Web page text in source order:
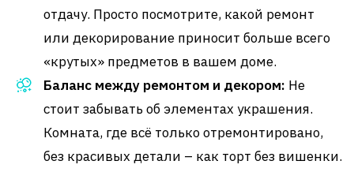
отдачу. Просто посмотрите, какой ремонт
или декорирование приносит больше всего
«крутых» предметов в вашем доме.
Баланс между ремонтом и декором: Не
стоит забывать об элементах украшения.
Комната, где всё только отремонтировано,
без красивых детали – как торт без вишенки.